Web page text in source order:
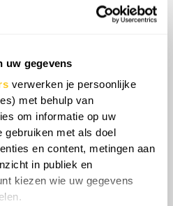
uw gegevens
verwerken je persoonlijke
met behulp van
om informatie op uw
gebruiken met als doel
en content, metingen aan
in publiek en
kiezen wie uw gegevens
basis trof
het Russische 42ste
wordt eveneens
Dienst van de
Dit is
Poetin in hoge mate
machtspositie te
achterlaten
toont aan hoe
heeft aan